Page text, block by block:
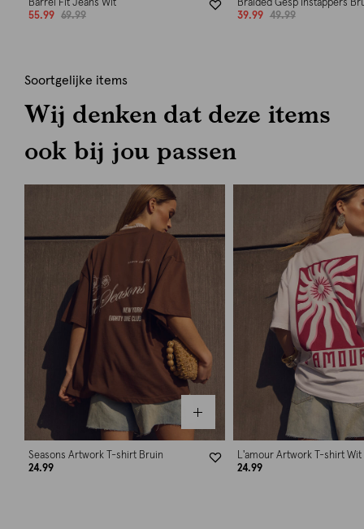
Barrel Fit Jeans Wit
55.99
69.99
Braided Gesp Instappers
39.99
49.99
Soortgelijke items
Wij denken dat deze items
ook bij jou passen
Seasons Artwork T-shirt Bruin
24.99
L'amour Artwork T-shirt Wit
24.99